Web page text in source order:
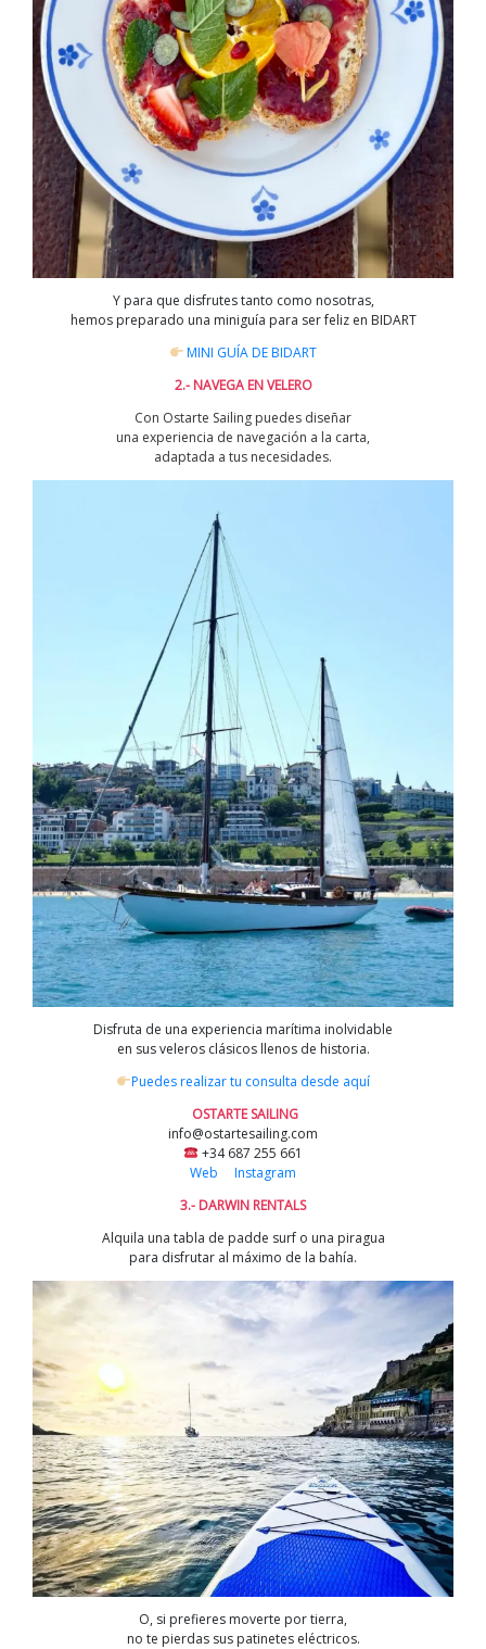
Y para que disfrutes tanto como nosotras,
hemos preparado una miniguía para ser feliz en BIDART
MINI GUÍA DE BIDART
2.- NAVEGA EN VELERO
Con Ostarte Sailing puedes diseñar
una experiencia de navegación a la carta,
adaptada a tus necesidades.
Disfruta de una experiencia marítima inolvidable
en sus veleros clásicos llenos de historia.
Puedes realizar tu consulta desde aquí
OSTARTE SAILING
info@ostartesailing.com
+34 687 255 661
Web
Instagram
3.- DARWIN RENTALS
Alquila una tabla de padde surf o una piragua
para disfrutar al máximo de la bahía.
O, si prefieres moverte por tierra,
no te pierdas sus patinetes eléctricos.